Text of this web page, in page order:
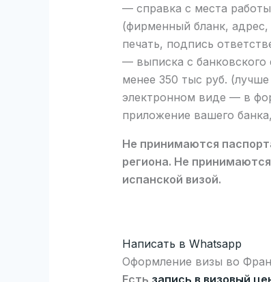
— справка с места
(фирменный бланк,
печать, подпись
— выписка с банковского
менее 350 тыс руб.
электронном виде — в
приложение вашего
Не принимаются
региона. Не
испанской визой.
Написать в Whatsapp
Оформление визы во